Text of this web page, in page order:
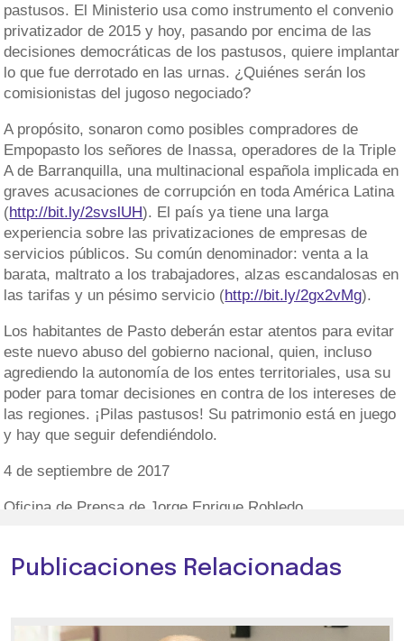
pastusos. El Ministerio usa como instrumento el convenio
privatizador de 2015 y hoy, pasando por encima de las
decisiones democráticas de los pastusos, quiere implantar
lo que fue derrotado en las urnas. ¿Quiénes serán los
comisionistas del jugoso negociado?
A propósito, sonaron como posibles compradores de
Empopasto los señores de Inassa, operadores de la Triple
A de Barranquilla, una multinacional española implicada en
graves acusaciones de corrupción en toda América Latina
(http://bit.ly/2svslUH). El país ya tiene una larga
experiencia sobre las privatizaciones de empresas de
servicios públicos. Su común denominador: venta a la
barata, maltrato a los trabajadores, alzas escandalosas en
las tarifas y un pésimo servicio (http://bit.ly/2gx2vMg).
Los habitantes de Pasto deberán estar atentos para evitar
este nuevo abuso del gobierno nacional, quien, incluso
agrediendo la autonomía de los entes territoriales, usa su
poder para tomar decisiones en contra de los intereses de
las regiones. ¡Pilas pastusos! Su patrimonio está en juego
y hay que seguir defendiéndolo.
4 de septiembre de 2017
Oficina de Prensa de Jorge Enrique Robledo
Publicaciones Relacionadas